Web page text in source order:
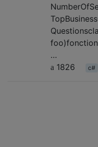
…
1826
c#